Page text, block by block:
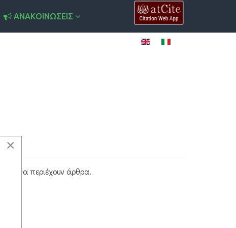
ΑΝΑΚΟΙΝΏΣΕΙΣ
να περιέχουν άρθρα.
×